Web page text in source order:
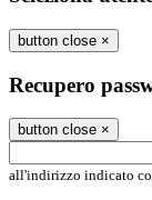
button close ×
Recupero
button close ×
all'indirizzo indicato